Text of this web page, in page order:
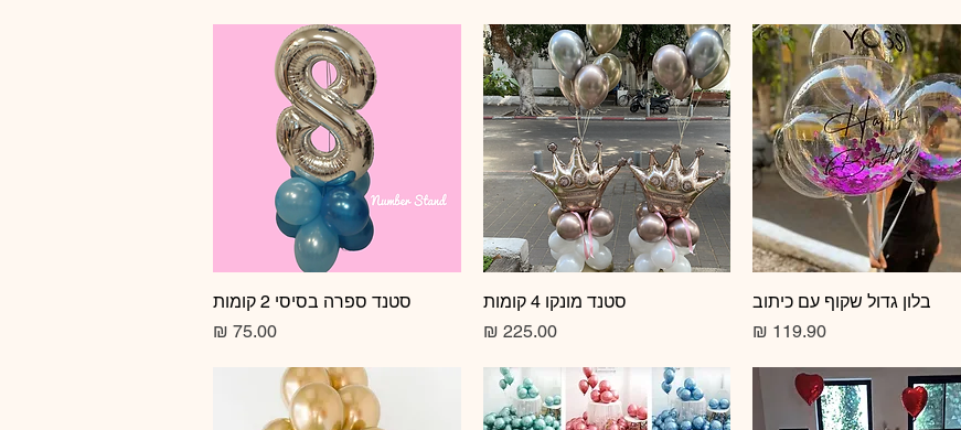
תצוגה מהירה
בלון גדול שקוף עם כיתוב
מחיר
תצוגה מהירה
סטנד מונקו 4 קומות
מחיר‏225.00 ‏₪
תצוגה מהירה
סטנד ספרה בסיסי 2 קומות
מחיר